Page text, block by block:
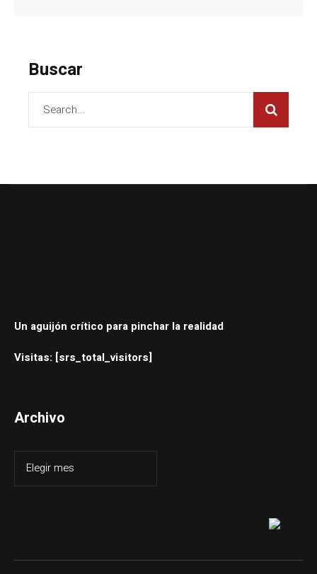
Buscar
Un aguijón crítico para pinchar la realidad
Visitas: [srs_total_visitors]
Archivo